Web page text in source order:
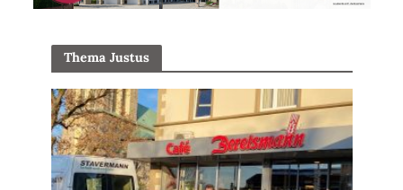
Thema Justus